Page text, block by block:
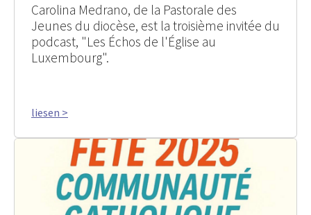
Carolina Medrano, de la Pastorale des
Jeunes du diocèse, est la troisième invitée du
podcast, "Les Échos de l'Église au
Luxembourg".
liesen >